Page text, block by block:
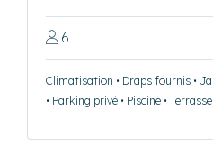
6
Climatisation • Draps fournis •
• Parking privé • Piscine • Terrasse